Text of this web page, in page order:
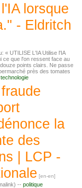
lorsque
- Eldritch
« UTILISE L'IA Utilise l'IA
ce que l'on ressent face au
points clairs. Ne passe
près des tomates
technologie
la
des
| LCP -
-- politique